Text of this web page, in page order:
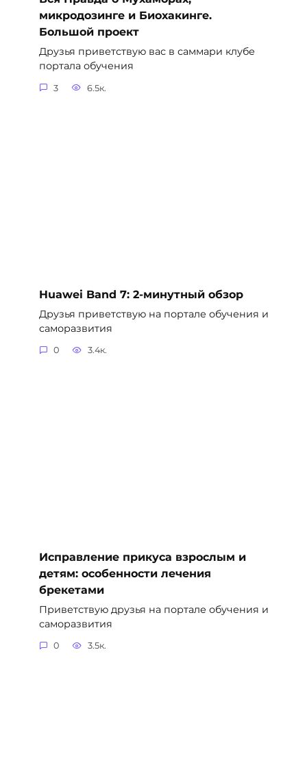
микродозинге и Биохакинге.
Большой проект
Друзья приветствую вас в саммари клубе
портала обучения
3 6.5к.
Huawei Band 7: 2-минутный обзор
Друзья приветствую на портале обучения и
саморазвития
0 3.4к.
Исправление прикуса взрослым и
детям: особенности лечения
брекетами
Приветствую друзья на портале обучения и
саморазвития
0 3.5к.